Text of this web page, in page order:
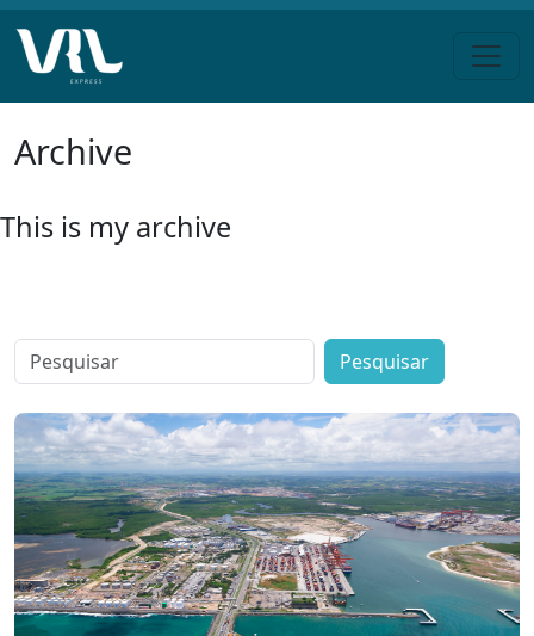
para
Archive
This is my archive
Search
for: